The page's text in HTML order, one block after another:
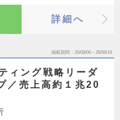
詳細へ
掲載期間 26/08/06～26/08/19
ィング戦略リーダ
／売上高約１兆20